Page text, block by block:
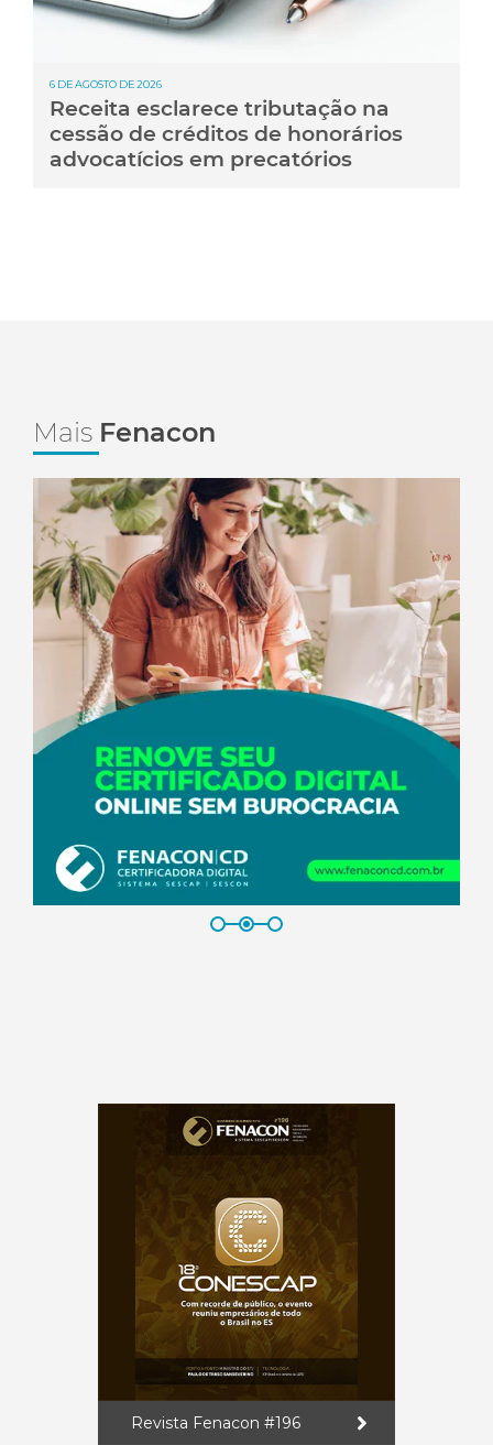
6 DE AGOSTO DE 2026
Receita esclarece tributação na
cessão de créditos de honorários
advocatícios em precatórios
Mais Fenacon
Revista Fenacon #196